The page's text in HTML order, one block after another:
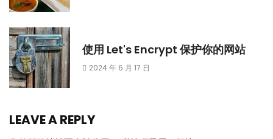
使用 Let's Encrypt 保护你的网站
2024 年 6 月 17 日
LEAVE A REPLY